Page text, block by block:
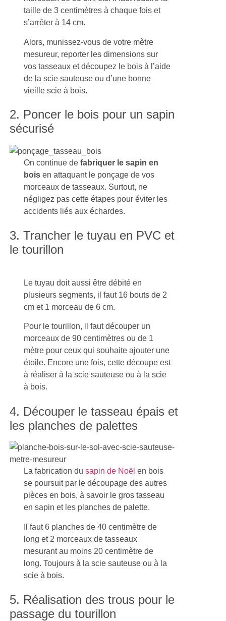
taille de 3 centimètres à chaque fois et
s’arrêter à 14 cm.
Alors, munissez-vous de votre mètre
mesureur, reporter les dimensions sur
vos tasseaux et découpez le bois à l’aide
de la scie sauteuse ou d’une bonne
vieille scie à bois.
2. Poncer le bois pour un sapin
sécurisé
On continue de fabriquer le sapin en
boisen attaquant le ponçage de vos
morceaux de tasseaux. Surtout, ne
négligez pas cette étapes pour éviter les
accidents liés aux échardes.
3. Trancher le tuyau en PVC et
le tourillon
Le tuyau doit aussi être débité en
plusieurs segments, il faut 16 bouts de 2
cm et 1 morceau de 6 cm.
Pour le tourillon, il faut découper un
morceaux de 90 centimètres ou de 1
mètre pour ceux qui souhaite ajouter une
étoile. Encore une fois, cette découpe est
à réaliser à la scie sauteuse ou à la scie
à bois.
4. Découper le tasseau épais et
les planches de palettes
La fabrication du sapin de Noël en bois
se poursuit par le découpage des autres
pièces en bois, à savoir le gros tasseau
en sapin et les planches de palette.
Il faut 6 planches de 40 centimètre de
long et 2 morceaux de tasseaux
mesurant au moins 20 centimètre de
long. Toujours à la scie sauteuse ou à la
scie à bois.
5. Réalisation des trous pour le
passage du tourillon